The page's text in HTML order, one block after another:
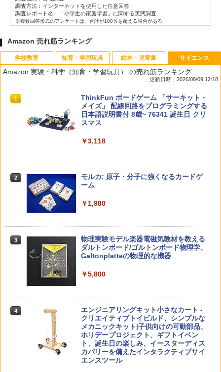
調査方法：インターネットを使用した任意回答
調査レポート名：「小学生の家庭学習」に関する実態調査
※複数回答形式のアンケートは、合計が100％を超える場合がある
Amazon 売れ筋ランキング
学校教育
1 教育者のためのコーチング入門
￥2,530
こと (講談社現代新書 2787)
3 先生のためのGoogle AI完全攻略図鑑
￥-
4 子どもが変わる魔法の言葉
￥2,200
知育・学習玩具
1
パイロット スイスイおえかき for Study
何回も書ける! れんしゅうボード ひらが
な・カタカナ・すうじ・ABC 3歳以上 知
育
￥2,073
2
【くもん出版公式特別セット】くもん出
版(KUMON PUBLISHING) くもんの日本
知育玩具 おもちゃ 5歳以上 KUMON PN-
￥4,046
カル国旗パズル 知育玩具 おもちゃ 4歳以
￥2,127
Joyreal モンテッソーリ ビジーボード 知
育玩具 1 2 3歳誕生日プレゼント男の子
女の子 知育玩具 LED おもちゃ 指先知育
早期開発 (スタンダード・エディション)
絵本・児童書
1
タッチペンで音が聞ける!はじめてずかん
1000 英語つき ([バラエティ])
￥5,478
2
中学英語をもう一度ひとつひとつわかり
￥2,750
￥4,290
戦！編
￥1,320
サイエンス
Amazon 実験・科学（知育・学習玩具） の売れ筋ランキング
更新日時：2026/08/09 12:18
1
ThinkFun ボードゲーム 「サーキット・
メイズ」 配線回路をプログラミングする
日本語説明書付 8歳~ 76341 誕生日 クリ
スマス
￥3,118
2
モルカ: 原子・分子に強くなるカードゲ
ーム
￥1,980
3
物理実験モデル楽器電磁気教材を教える
ダルトンボード/ゴルトンボード物理学、
Galtonplatteの物理的な機器
￥5,800
4
エンジニアリングキット小さなカート -
クリエイティブトイビルド、シンプルな
メカニックキット|子供向けの可動部品、
ホリデープロジェクト、ギフトイベン
ト、誕生日の楽しみ、イースターディス
カバリーを備えたインタラクティブサイ
エンスツール